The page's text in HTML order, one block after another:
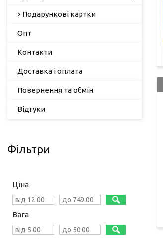
Подарункові картки
Опт
Контакти
Доставка і оплата
Повернення та обмін
Відгуки
Фільтри
Ціна
Вага